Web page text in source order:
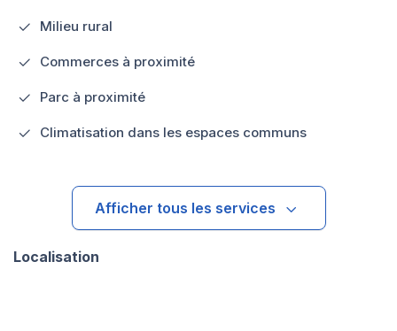
Milieu rural
Commerces à proximité
Parc à proximité
Climatisation dans les espaces communs
Afficher tous les services
Localisation